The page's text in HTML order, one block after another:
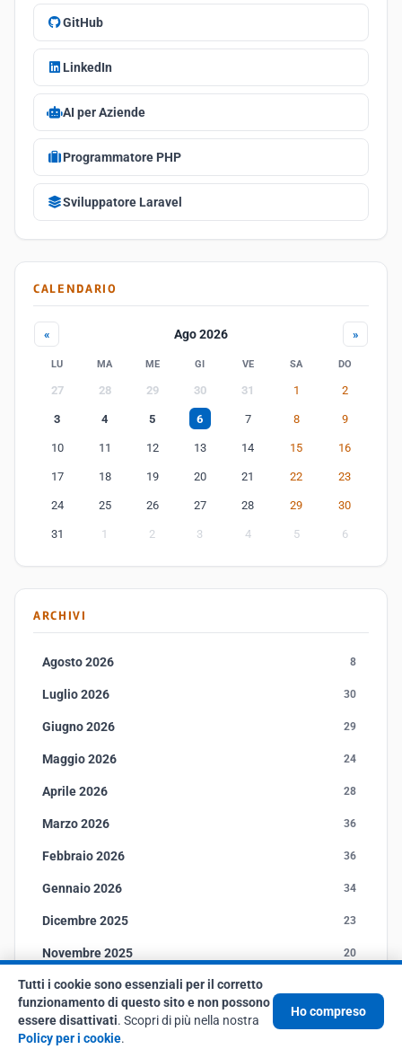
GitHub
LinkedIn
AI per Aziende
Programmatore PHP
Sviluppatore Laravel
CALENDARIO
« Ago 2026 »
LU MA ME GI VE SA DO
27 28 29 30 31 1 2
3 4 5 6 7 8 9
10 11 12 13 14 15 16
17 18 19 20 21 22 23
24 25 26 27 28 29 30
31 1 2 3 4 5 6
ARCHIVI
Agosto 2026 8
Luglio 2026 30
Giugno 2026 29
Maggio 2026 24
Aprile 2026 28
Marzo 2026 36
Febbraio 2026 36
Gennaio 2026 34
Dicembre 2025 23
Novembre 2025 20
Ottobre 2025
Settembre 2025 23
Agosto 2025
Tutti i cookie sono essenziali per il corretto
funzionamento di questo sito e non possono
essere disattivati. Scopri di più nella nostra
Policy per i cookie.
Ho compreso